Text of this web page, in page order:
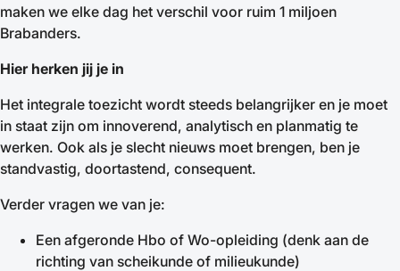
maken we elke dag het verschil voor ruim 1 miljoen
Brabanders.
Hier herken jij je in
Het integrale toezicht wordt steeds belangrijker en je moet
in staat zijn om innoverend, analytisch en planmatig te
werken. Ook als je slecht nieuws moet brengen, ben je
standvastig, doortastend, consequent.
Verder vragen we van je:
Een afgeronde Hbo of Wo-opleiding (denk aan de
richting van scheikunde of milieukunde)